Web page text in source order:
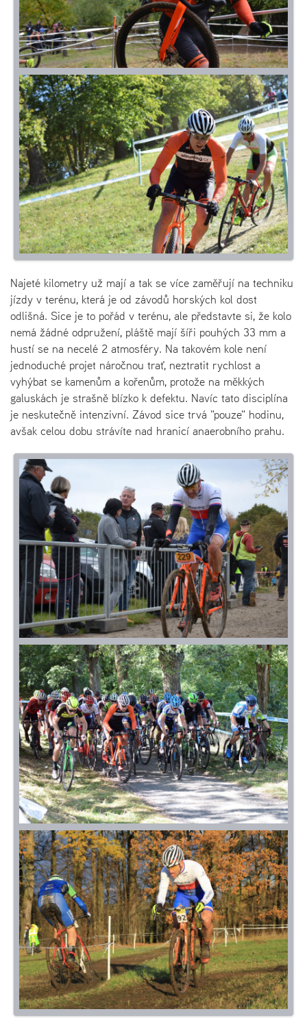
Najeté kilometry už mají a tak se více zaměřují na techniku
jízdy v terénu, která je od závodů horských kol dost
odlišná. Sice je to pořád v terénu, ale představte si, že kolo
nemá žádné odpružení, pláště mají šíři pouhých 33 mm a
hustí se na necelé 2 atmosféry. Na takovém kole není
jednoduché projet náročnou trať, neztratit rychlost a
vyhýbat se kamenům a kořenům, protože na měkkých
galuskách je strašně blízko k defektu. Navíc tato disciplína
je neskutečně intenzivní. Závod sice trvá "pouze" hodinu,
avšak celou dobu strávíte nad hranicí anaerobního prahu.